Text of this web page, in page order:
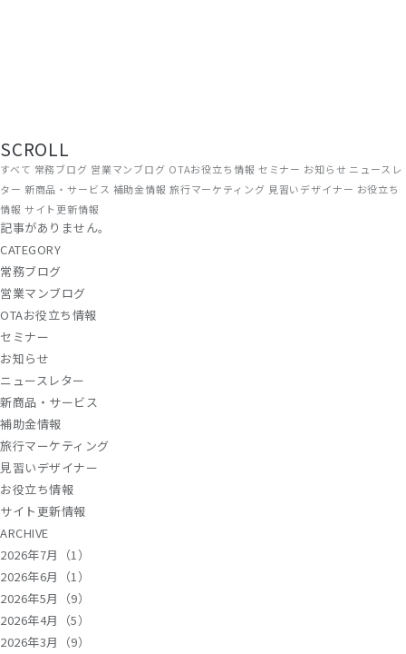
SCROLL
すべて 常務ブログ 営業マンブログ OTAお役立ち情報 セミナー お知らせ ニュースレ
ター 新商品・サービス 補助金情報 旅行マーケティング 見習いデザイナー お役立ち
情報 サイト更新情報
記事がありません。
CATEGORY
常務ブログ
営業マンブログ
OTAお役立ち情報
セミナー
お知らせ
ニュースレター
新商品・サービス
補助金情報
旅行マーケティング
見習いデザイナー
お役立ち情報
サイト更新情報
ARCHIVE
2026年7月（1）
2026年6月（1）
2026年5月（9）
2026年4月（5）
2026年3月（9）